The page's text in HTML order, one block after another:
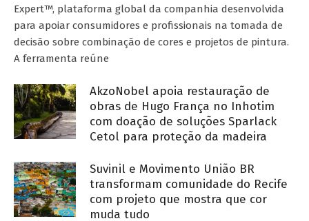
Expert™, plataforma global da companhia desenvolvida
para apoiar consumidores e profissionais na tomada de
decisão sobre combinação de cores e projetos de pintura.
A ferramenta reúne
AkzoNobel apoia restauração de
obras de Hugo França no Inhotim
com doação de soluções Sparlack
Cetol para proteção da madeira
Suvinil e Movimento União BR
transformam comunidade do Recife
com projeto que mostra que cor
muda tudo